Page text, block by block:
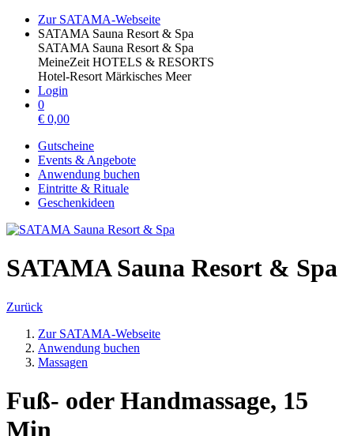
Zur SATAMA-Webseite
SATAMA Sauna Resort & Spa
SATAMA Sauna Resort & Spa
MeineZeit HOTELS & RESORTS
Hotel-Resort Märkisches Meer
Login
0
€ 0,00
Gutscheine
Events & Angebote
Anwendung buchen
Eintritte & Rituale
Geschenkideen
SATAMA Sauna Resort & Spa
Zurück
Zur SATAMA-Webseite
Anwendung buchen
Massagen
Fuß- oder Handmassage, 15
Min